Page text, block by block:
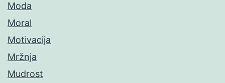
Moda
Moral
Motivacija
Mržnja
Mudrost